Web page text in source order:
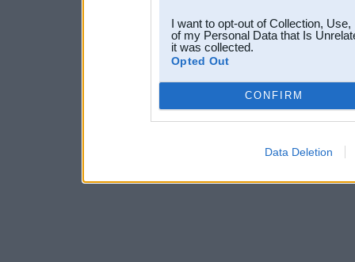
I want to opt-out of Collection,
of my Personal Data that Is
it was collected.
Opted Out
CONFIRM
Data Deletion